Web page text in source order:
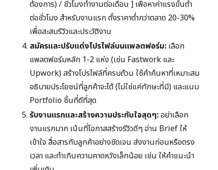
ต้องการ) / ชั่วโมงทำงานต่อเดือน ] เพื่อหาค่าแรงขั้นต่ำ
ต่อชั่วโมง สำหรับงานแรก ตั้งราคาต่ำกว่าตลาด 20-30%
เพื่อสะสมรีวิวและประวัติงาน
สมัครและปรับแต่งโปรไฟล์บนแพลตฟอร์ม: เลือก
แพลตฟอร์มหลัก 1-2 แห่ง (เช่น Fastwork และ
Upwork) สร้างโปรไฟล์ที่ครบถ้วน ใช้คำค้นหาที่เหมาะสม
อธิบายประโยชน์ที่ลูกค้าจะได้ (ไม่ใช่แค่ทักษะที่มี) และแนบ
Portfolio ชิ้นที่ดีที่สุด
รับงานแรกและสร้างความประทับใจสุดๆ:อย่าเลือก
งานแรกมาก เน้นที่โอกาสสร้างรีวิวดีๆ อ่าน Brief ให้
เข้าใจ สื่อสารกับลูกค้าอย่างชัดเจน ส่งงานก่อนหรือตรง
เวลา และทำเกินความคาดหวังเล็กน้อย เช่น ให้คำแนะนำ